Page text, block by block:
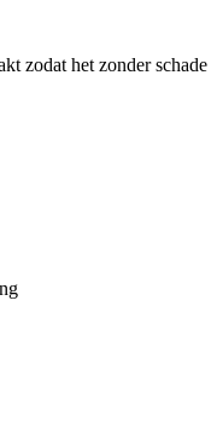
zodat het zonder schade